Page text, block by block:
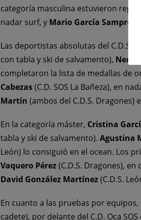
categoría masculina estuvieron
nadar surf, y Mario García Samprón
Las deportistas absolutas del C.D.S.
con tabla y ski de salvamento), Nerea
completaron la lista de medallas de
Cabezas(C.D. SOS La Bañeza), en
Martín (ambos del C.D.S.
En la categoría máster, Cristina
tabla y ski de salvamento). Agustina
León) lo consiguió en el ocean. Los
Vaquero Pérez(C.D.S. Dragones),
David González Martínez(C.D.S.
En cuanto a las pruebas por
cadete), por delante del C.D. Oca